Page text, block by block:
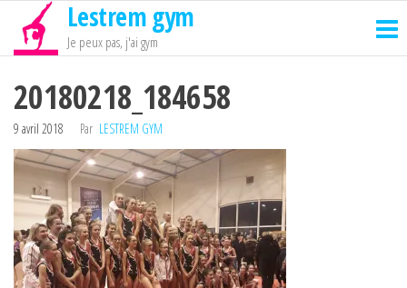
Passer
contenu
Lestrem gym
Je peux pas, j'ai gym
20180218_184658
9 avril 2018 Par LESTREM GYM